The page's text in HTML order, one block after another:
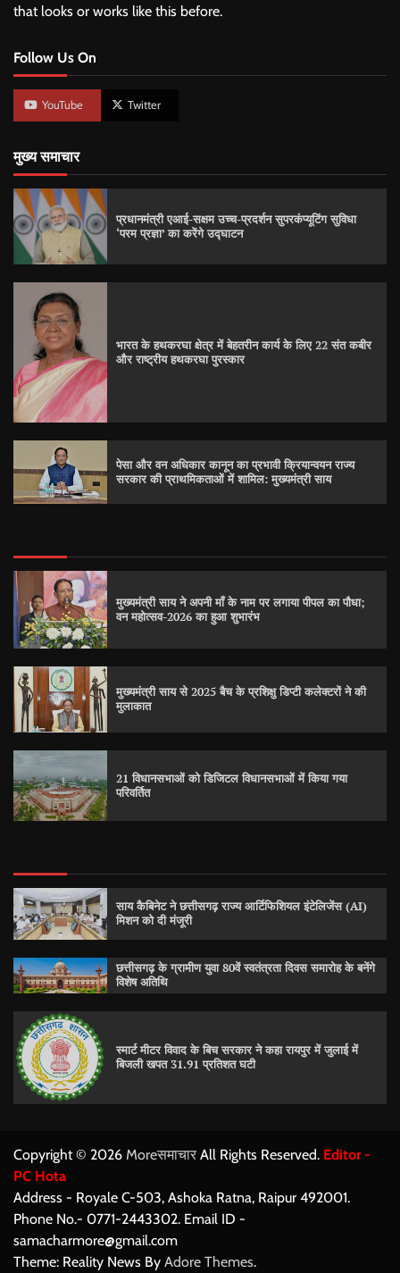
that looks or works like this before.
Follow Us On
YouTube Twitter
मुख्य समाचार
प्रधानमंत्री एआई-सक्षम उच्च-प्रदर्शन सुपरकंप्यूटिंग सुविधा
‘परम प्रज्ञा’ का करेंगे उद्घाटन
भारत के हथकरघा क्षेत्र में बेहतरीन कार्य के लिए 22 संत कबीर
और राष्ट्रीय हथकरघा पुरस्कार
पेसा और वन अधिकार कानून का प्रभावी क्रियान्वयन राज्य
सरकार की प्राथमिकताओं में शामिल: मुख्यमंत्री साय
मुख्यमंत्री साय ने अपनी माँ के नाम पर लगाया पीपल का पौधा;
वन महोत्सव-2026 का हुआ शुभारंभ
मुख्यमंत्री साय से 2025 बैच के प्रशिक्षु डिप्टी कलेक्टरों ने की
मुलाकात
21 विधानसभाओं को डिजिटल विधानसभाओं में किया गया
परिवर्तित
साय कैबिनेट ने छत्तीसगढ़ राज्य आर्टिफिशियल इंटेलिजेंस (AI)
मिशन को दी मंजूरी
छत्तीसगढ़ के ग्रामीण युवा 80वें स्वतंत्रता दिवस समारोह के बनेंगे
विशेष अतिथि
स्मार्ट मीटर विवाद के बिच सरकार ने कहा रायपुर में जुलाई में
बिजली खपत 31.91 प्रतिशत घटी
Copyright © 2026 Moreसमाचार All Rights Reserved. Editor -
PC Hota
Address - Royale C-503, Ashoka Ratna, Raipur 492001.
Phone No.- 0771-2443302. Email ID -
samacharmore@gmail.com
Theme: Reality News By Adore Themes.